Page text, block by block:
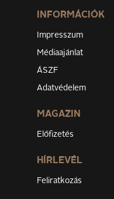
INFORMÁCIÓK
Impresszum
Médiaajánlat
ÁSZF
Adatvédelem
MAGAZIN
Előfizetés
HÍRLEVÉL
Feliratkozás